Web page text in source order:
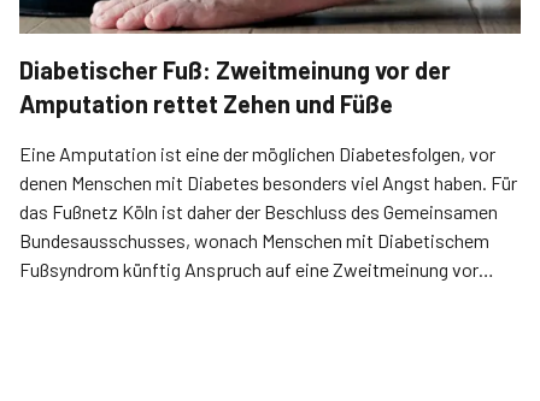
Diabetischer Fuß: Zweitmeinung vor der
Amputation rettet Zehen und Füße
Eine Amputation ist eine der möglichen Diabetesfolgen, vor
denen Menschen mit Diabetes besonders viel Angst haben. Für
das Fußnetz Köln ist daher der Beschluss des Gemeinsamen
Bundesausschusses, wonach Menschen mit Diabetischem
Fußsyndrom künftig Anspruch auf eine Zweitmeinung vor